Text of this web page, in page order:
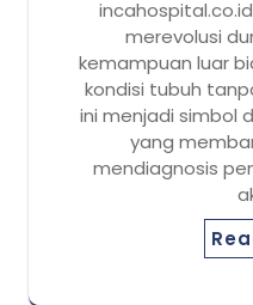
merevolusi
kemampuan luar
kondisi tubuh
ini menjadi simbol
yang
mendiagnosis